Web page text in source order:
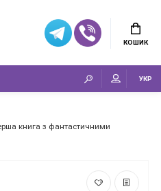
КОШИК
УКР
книга з фантастичними